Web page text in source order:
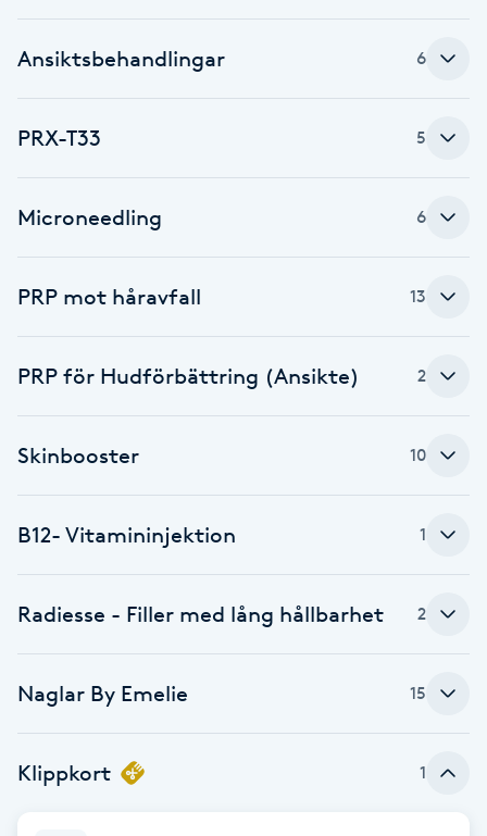
Frekvensterapi
Friskvårdsmassage
Funktionsanalys
Föning
G
Gel naglar
Gelenaglar
Gellack med förstärkning
Gravidmassage
Ansiktsbehandlingar 6
PRX-T33 5
Microneedling 6
PRP mot håravfall 13
PRP för Hudförbättring (Ansikte) 2
Skinbooster 10
B12- Vitamininjektion 1
Radiesse - Filler med lång hållbarhet 2
Naglar By Emelie 15
Klippkort 1